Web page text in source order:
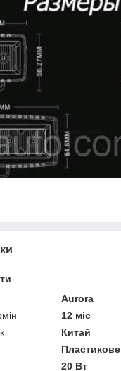
Aurora
12 міс
Китай
Пластикове
20 Вт